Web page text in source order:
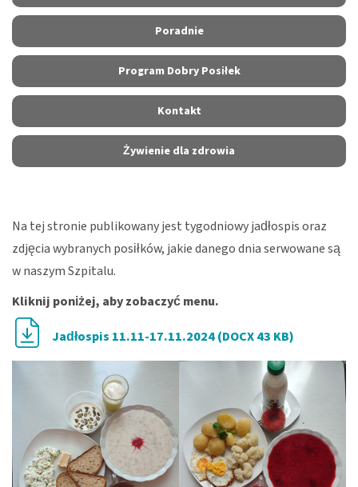
Poradnie
Program Dobry Posiłek
Kontakt
Żywienie dla zdrowia
Na tej stronie publikowany jest tygodniowy jadłospis oraz
zdjęcia wybranych posiłków, jakie danego dnia serwowane są
w naszym Szpitalu.
Kliknij poniżej, aby zobaczyć menu.
Jadłospis 11.11-17.11.2024 (DOCX 43 KB)